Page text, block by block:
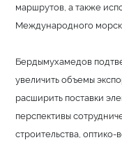
маршрутов, а также
Международного
Бердымухамедов
увеличить объемы
расширить поставки
перспективы
строительства, оптико-